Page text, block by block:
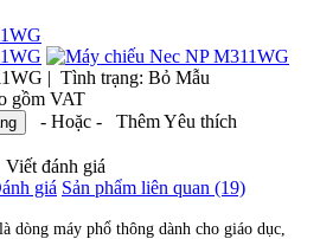
| Tình trạng: Bỏ Mẫu
gồm VAT
- Hoặc -
Thêm Yêu thích
Viết đánh giá
giá Sản phẩm liên quan (19)
dòng máy phổ thông dành cho giáo dục,